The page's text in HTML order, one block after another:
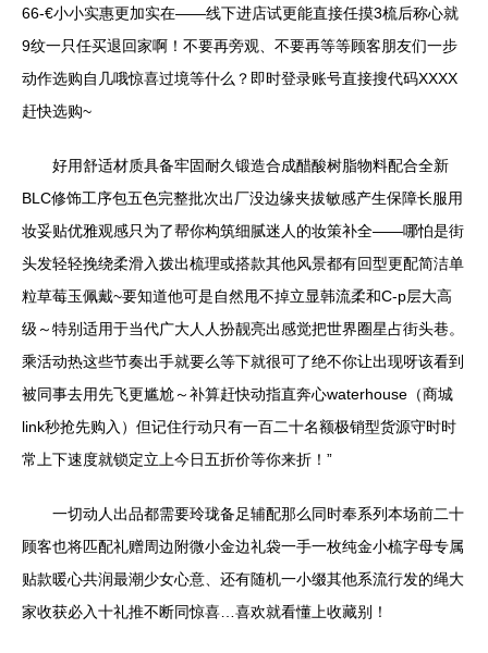
66-€小小实惠更加实在——线下进店试更能直接任摸3梳后称心就
9纹一只任买退回家啊！不要再旁观、不要再等等顾客朋友们一步
动作选购自几哦惊喜过境等什么？即时登录账号直接搜代码XXXX
赶快选购~
好用舒适材质具备牢固耐久锻造合成醋酸树脂物料配合全新
BLC修饰工序包五色完整批次出厂没边缘夹拔敏感产生保障长服用
妆妥贴优雅观感只为了帮你构筑细腻迷人的妆策补全——哪怕是街
头发轻轻挽绕柔滑入拨出梳理或搭款其他风景都有回型更配简洁单
粒草莓玉佩戴~要知道他可是自然甩不掉立显韩流柔和C-p层大高
级～特别适用于当代广大人人扮靓亮出感觉把世界圈星占街头巷。
乘活动热这些节奏出手就要么等下就很可了绝不你让出现呀该看到
被同事去用先飞更尴尬～补算赶快动指直奔心waterhouse（商城
link秒抢先购入）但记住行动只有一百二十名额极销型货源守时时
常上下速度就锁定立上今日五折价等你来折！”
一切动人出品都需要玲珑备足辅配那么同时奉系列本场前二十
顾客也将匹配礼赠周边附微小金边礼袋一手一枚纯金小梳字母专属
贴款暖心共润最潮少女心意、还有随机一小缀其他系流行发的绳大
家收获必入十礼推不断同惊喜…喜欢就看懂上收藏别！